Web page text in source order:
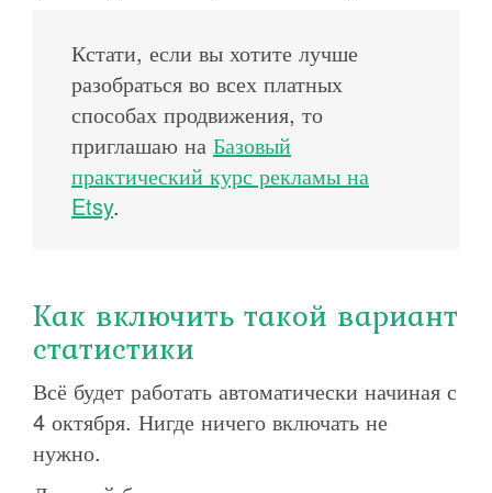
Кстати, если вы хотите лучше
разобраться во всех платных
способах продвижения, то
приглашаю на Базовый
практический курс рекламы на
Etsy.
Как включить такой вариант
статистики
Всё будет работать автоматически начиная с
4 октября. Нигде ничего включать не
нужно.